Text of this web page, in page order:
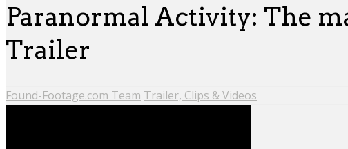
Paranormal Activity: The
Trailer
Found-Footage.com Team Trailer, Clips & Videos